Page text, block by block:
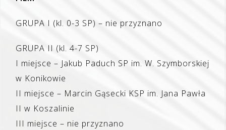
GRUPA I (kl. 0-3 SP) – nie przyznano
GRUPA II (kl. 4-7 SP)
I miejsce – Jakub Paduch SP im. W. Szymborskiej
w Konikowie
II miejsce – Marcin Gąsecki KSP im. Jana Pawła
II w Koszalinie
III miejsce – nie przyznano